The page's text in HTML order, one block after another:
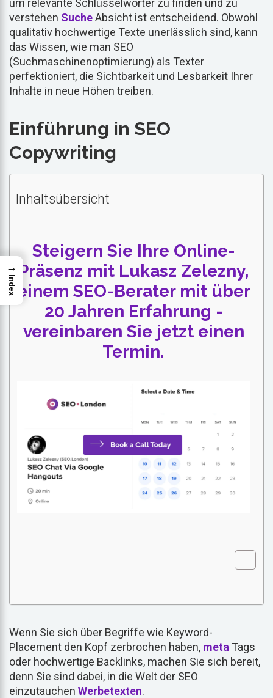
um relevante Schlüsselwörter zu finden und zu
verstehen SucheAbsicht ist entscheidend. Obwohl
qualitativ hochwertige Texte unerlässlich sind, kann
das Wissen, wie man SEO
(Suchmaschinenoptimierung) als Texter
perfektioniert, die Sichtbarkeit und Lesbarkeit Ihrer
Inhalte in neue Höhen treiben.
Einführung in SEO
Copywriting
Inhaltsübersicht
Steigern Sie Ihre Online-
Präsenz mit Lukasz Zelezny,
einem SEO-Berater mit über
20 Jahren Erfahrung -
vereinbaren Sie jetzt einen
Termin.
Wenn Sie sich über Begriffe wie Keyword-
Placement den Kopf zerbrochen haben, meta Tags
oder hochwertige Backlinks, machen Sie sich bereit,
denn Sie sind dabei, in die Welt der SEO
einzutauchen Werbetexten.
→
Index